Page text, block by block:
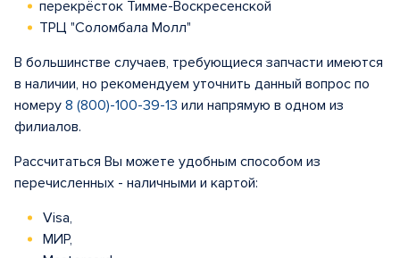
перекрёсток Тимме-Воскресенской
ТРЦ "Соломбала Молл"
В большинстве случаев, требующиеся запчасти имеются
в наличии, но рекомендуем уточнить данный вопрос по
номеру 8 (800)-100-39-13 или напрямую в одном из
филиалов.
Рассчитаться Вы можете удобным способом из
перечисленных - наличными и картой:
Visa,
МИР,